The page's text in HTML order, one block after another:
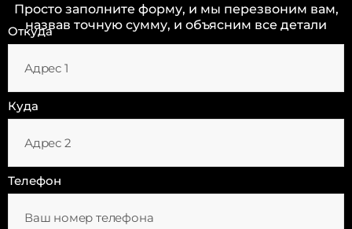
Просто заполните форму, и мы перезвоним вам,
назвав точную сумму, и объясним все детали
Откуда
Куда
Телефон